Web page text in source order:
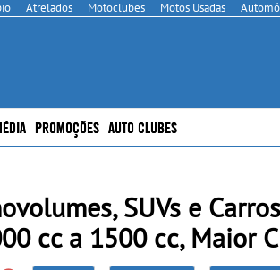
Atrelados Motoclubes Motos Usadas
PROMOÇÕES AUTO CLUBES
SUVs e
cc a 1500 cc, Maior